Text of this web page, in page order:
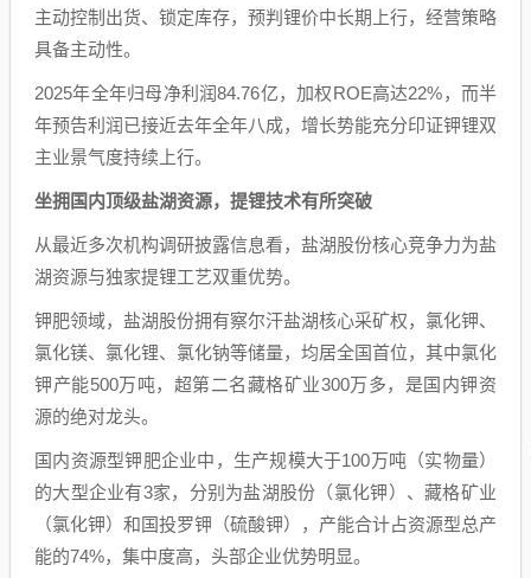
主动控制出货、锁定库存，预判锂价中长期上行，经营策略
具备主动性。
2025年全年归母净利润84.76亿，加权ROE高达22%，而半
年预告利润已接近去年全年八成，增长势能充分印证钾锂双
主业景气度持续上行。
坐拥国内顶级盐湖资源，提锂技术有所突破
从最近多次机构调研披露信息看，盐湖股份核心竞争力为盐
湖资源与独家提锂工艺双重优势。
钾肥领域，盐湖股份拥有察尔汗盐湖核心采矿权，氯化钾、
氯化镁、氯化锂、氯化钠等储量，均居全国首位，其中氯化
钾产能500万吨，超第二名藏格矿业300万多，是国内钾资
源的绝对龙头。
国内资源型钾肥企业中，生产规模大于100万吨（实物量）
的大型企业有3家，分别为盐湖股份（氯化钾）、藏格矿业
（氯化钾）和国投罗钾（硫酸钾），产能合计占资源型总产
能的74%，集中度高，头部企业优势明显。